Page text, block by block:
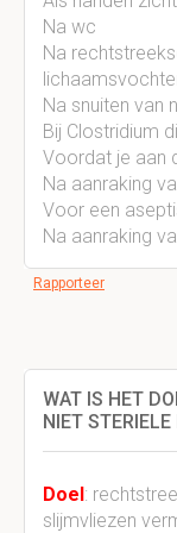
Na wc
Na
Na snuiten van
Bij Clostridium
Voordat je aan
Na aanraking
Voor een
Na aanraking
Rapporteer
WAT IS HET
NIET
Doel:
slijmvliezen